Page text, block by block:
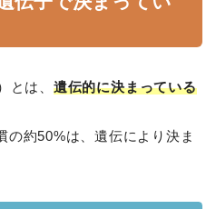
とは、 遺伝的に決まっている
の約50%は、遺伝により決ま